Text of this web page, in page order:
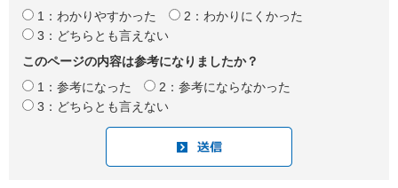
1：わかりやすかった
2：わかりにくかった
3：どちらとも言えない
このページの内容は参考になりましたか？
1：参考になった
2：参考にならなかった
3：どちらとも言えない